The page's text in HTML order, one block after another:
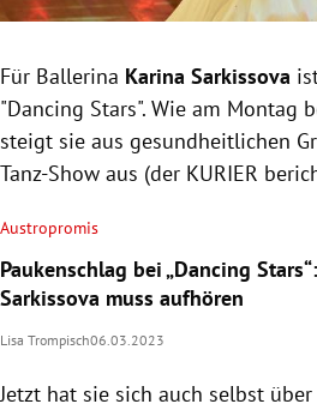
Untermenü
Untermenü
Für Ballerina Karina Sarkissova
"Dancing Stars". Wie am Montag
steigt sie aus gesundheitlichen
Tanz-Show aus (der KURIER
Austropromis
Paukenschlag bei „Dancing
Sarkissova muss aufhören
Lisa Trompisch06.03.2023
Jetzt hat sie sich auch selbst